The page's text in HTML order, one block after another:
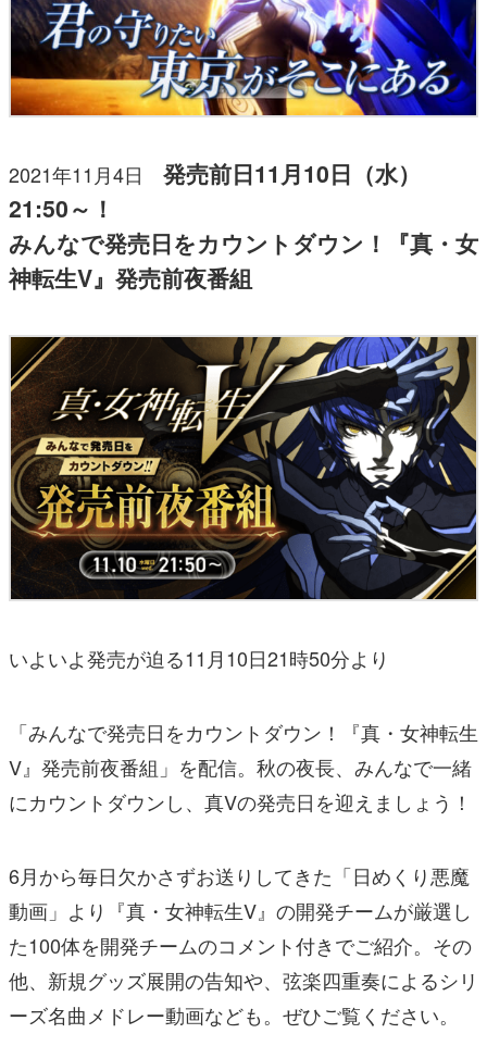
2021年11月4日 発売前日11月10日（水）
21:50～！
みんなで発売日をカウントダウン！『真・女
神転生V』発売前夜番組
いよいよ発売が迫る11月10日21時50分より
「みんなで発売日をカウントダウン！『真・女神転生
V』発売前夜番組」を配信。秋の夜長、みんなで一緒
にカウントダウンし、真Vの発売日を迎えましょう！
6月から毎日欠かさずお送りしてきた「日めくり悪魔
動画」より『真・女神転生V』の開発チームが厳選し
た100体を開発チームのコメント付きでご紹介。その
他、新規グッズ展開の告知や、弦楽四重奏によるシリ
ーズ名曲メドレー動画なども。ぜひご覧ください。